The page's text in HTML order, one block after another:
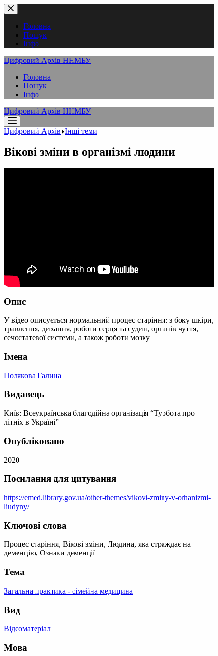
Перейти
до
вмістуГоловна
Пошук
Інфо
Цифровий Архів ННМБУ
Головна
Пошук
Інфо
Цифровий Архів ННМБУ
Цифровий Архів Інші теми
Вікові зміни в організмі людини
Опис
У відео описується нормальний процес старіння: з боку шкіри,
травлення, дихання, роботи серця та судин, органів чуття,
сечостатевої системи, а також роботи мозку
Імена
Полякова Галина
Видавець
Київ: Всеукраїнська благодійна організація “Турбота про
літніх в Україні”
Опубліковано
2020
Посилання для цитування
https://emed.library.gov.ua/other-themes/vikovi-zminy-v-orhanizmi-
liudyny/
Ключові слова
Процес старіння, Вікові зміни, Людина, яка страждає на
деменцію, Ознаки деменції
Тема
Загальна практика - сімейна медицина
Вид
Відеоматеріал
Мова